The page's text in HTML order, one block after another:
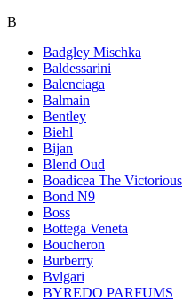
B
Badgley Mischka
Baldessarini
Balenciaga
Balmain
Bentley
Biehl
Bijan
Blend Oud
Boadicea The Victorious
Bond N9
Boss
Bottega Veneta
Boucheron
Burberry
Bvlgari
BYREDO PARFUMS